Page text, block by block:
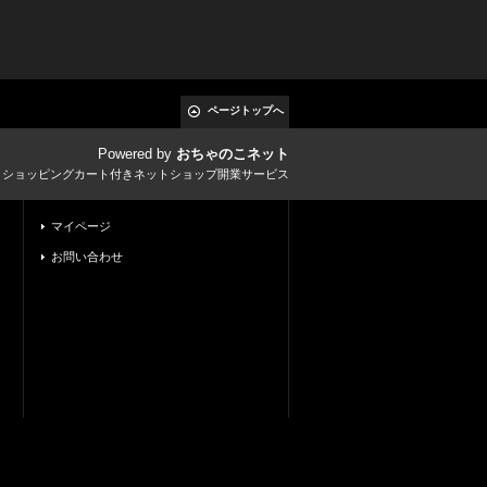
ページトップへ
Powered by おちゃのこネット
ョッピングカート付きネットショップ開業サービス
マイページ
お問い合わせ